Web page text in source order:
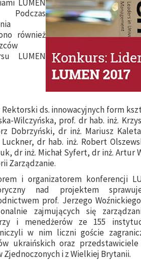
LUMEN
Podczas
również
LUMEN
Rektorski ds. innowacyjnych form
Wilczyńska, prof. dr hab. inż.
Dobrzyński, dr inż. Mariusz
Luckner, dr hab. inż. Robert
dr inż. Michał Syfert, dr inż. Artur
Zarządzanie.
i organizatorem konferencji
nad projektem
prof. Jerzego
zajmujących się
i menedżerów ze 155
w nim liczni goście
ukraińskich oraz
Zjednoczonych i z Wielkiej Brytanii.